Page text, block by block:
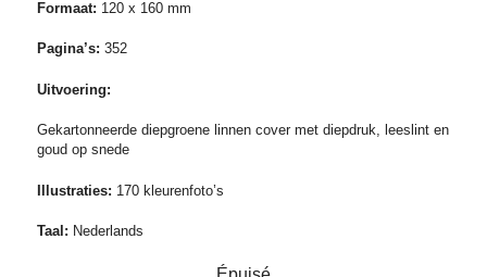
Formaat: 120 x 160 mm
Pagina’s: 352
Uitvoering:
Gekartonneerde diepgroene linnen cover met diepdruk, leeslint en
goud op snede
Illustraties: 170 kleurenfoto’s
Taal: Nederlands